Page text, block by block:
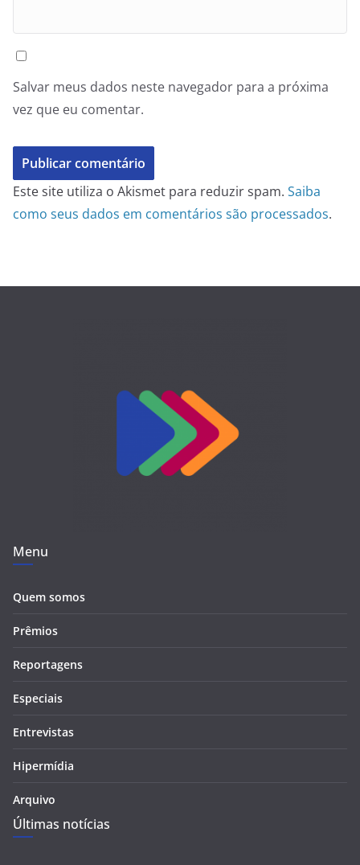
Salvar meus dados neste navegador para a próxima
vez que eu comentar.
Este site utiliza o Akismet para reduzir spam. Saiba
como seus dados em comentários são processados.
Menu
Quem somos
Prêmios
Reportagens
Especiais
Entrevistas
Hipermídia
Arquivo
Últimas notícias